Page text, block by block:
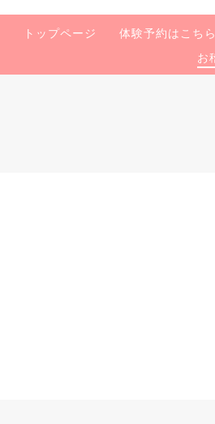
トップページ 体験予約はこち
お